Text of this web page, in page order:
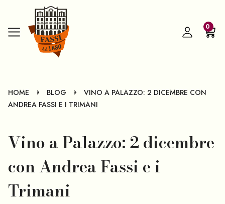
0
HOME - BLOG -
VINO A PALAZZO: 2 DICEMBRE CON
ANDREA FASSI E I TRIMANI
Vino a Palazzo: 2 dicembre
con Andrea Fassi e i
Trimani